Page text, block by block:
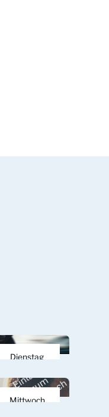
Dienstag
24.
März 2026
Mittwoch